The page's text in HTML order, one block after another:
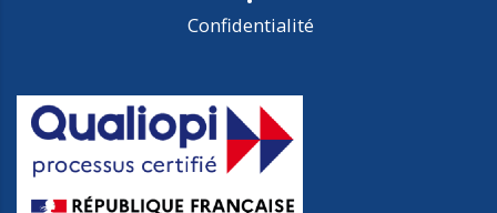
Confidentialité